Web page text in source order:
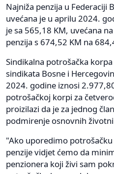
Najniža penzija u Federaciji
uvećana je u aprilu 2024.
je sa 565,18 KM, uvećana
penzija s 674,52 KM na
Sindikalna potrošačka
sindikata Bosne i
2024. godine iznosi
potrošačkoj korpi za
proizilazi da je za jednog
podmirenje osnovnih
"Ako uporedimo
penzije vidjet ćemo da
penzionera koji živi sam